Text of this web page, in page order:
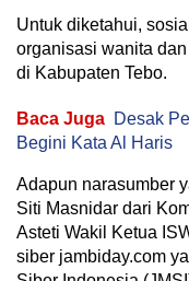
Untuk diketahui,
organisasi wanita
di Kabupaten Tebo.
Baca Juga Desak
Begini Kata Al Haris
Adapun narasumber
Siti Masnidar dari
Asteti Wakil Ketua
siber jambiday.com